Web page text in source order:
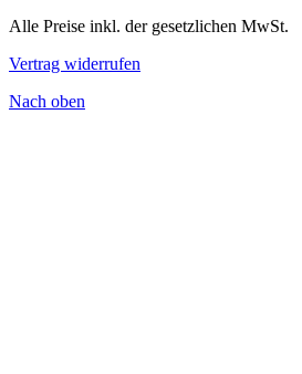
Alle Preise inkl. der gesetzlichen MwSt.
Vertrag widerrufen
Nach oben